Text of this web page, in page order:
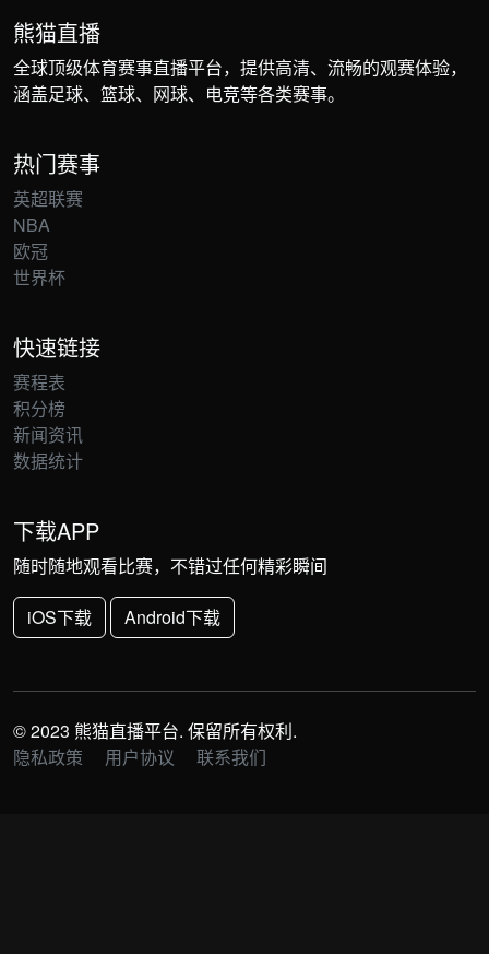
熊猫直播
全球顶级体育赛事直播平台，提供高清、流畅的观赛体验，
涵盖足球、篮球、网球、电竞等各类赛事。
热门赛事
英超联赛
NBA
欧冠
世界杯
快速链接
赛程表
积分榜
新闻资讯
数据统计
下载APP
随时随地观看比赛，不错过任何精彩瞬间
iOS下载 Android下载
© 2023 熊猫直播平台. 保留所有权利.
隐私政策
用户协议 联系我们